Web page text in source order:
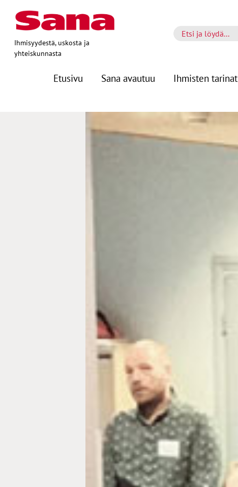
Ihmisyydestä, uskosta ja
yhteiskunnasta
Etusivu Sana avautuu Ihmisten tarinat